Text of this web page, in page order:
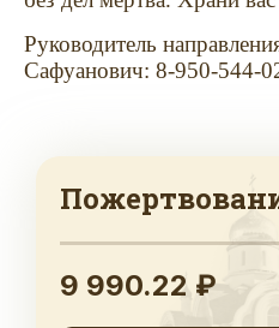
Руководитель
Сафуанович: 8-950-544-
9 990.22 ₽